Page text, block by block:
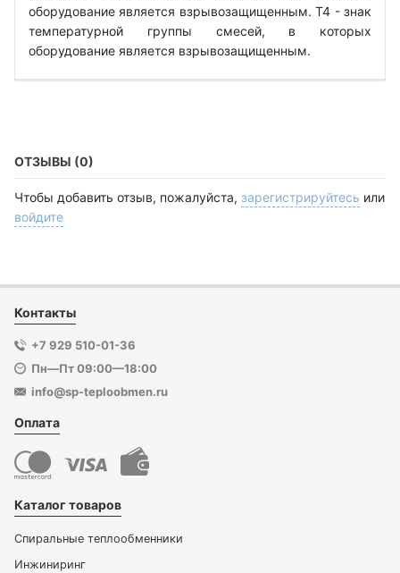
оборудование является взрывозащищенным. Т4 - знак
температурной группы смесей, в которых
оборудование является взрывозащищенным.
ОТЗЫВЫ (0)
Чтобы добавить отзыв, пожалуйста, зарегистрируйтесь или
войдите
Контакты
+7 929 510-01-36
Пн—Пт 09:00—18:00
info@sp-teploobmen.ru
Оплата
Каталог товаров
Спиральные теплообменники
Инжиниринг